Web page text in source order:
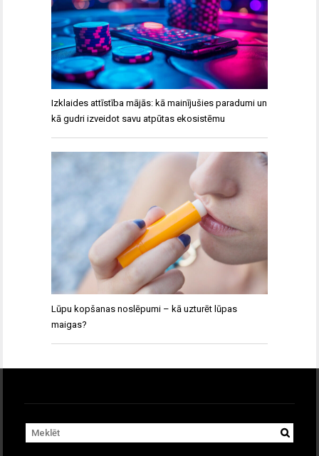
Izklaides attīstība mājās: kā mainījušies paradumi un
kā gudri izveidot savu atpūtas ekosistēmu
Lūpu kopšanas noslēpumi – kā uzturēt lūpas
maigas?